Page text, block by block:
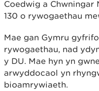
Coedwig a Chwningar
130 o rywogaethau
Mae gan Gymru
rywogaethau, nad
y DU. Mae hyn yn
arwyddocaol yn
bioamrywiaeth.